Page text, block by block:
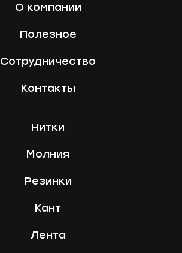
О компании
Полезное
Сотрудничество
Контакты
Нитки
Молния
Резинки
Кант
Лента